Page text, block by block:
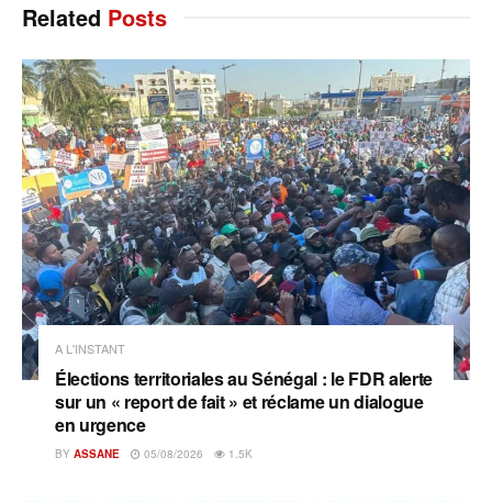
Related Posts
A L'INSTANT
Élections territoriales au Sénégal : le FDR alerte
sur un « report de fait » et réclame un dialogue
en urgence
BY ASSANE 05/08/2026 1.5K